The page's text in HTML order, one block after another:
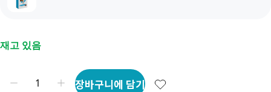
재고 있음
장바구니에 담기